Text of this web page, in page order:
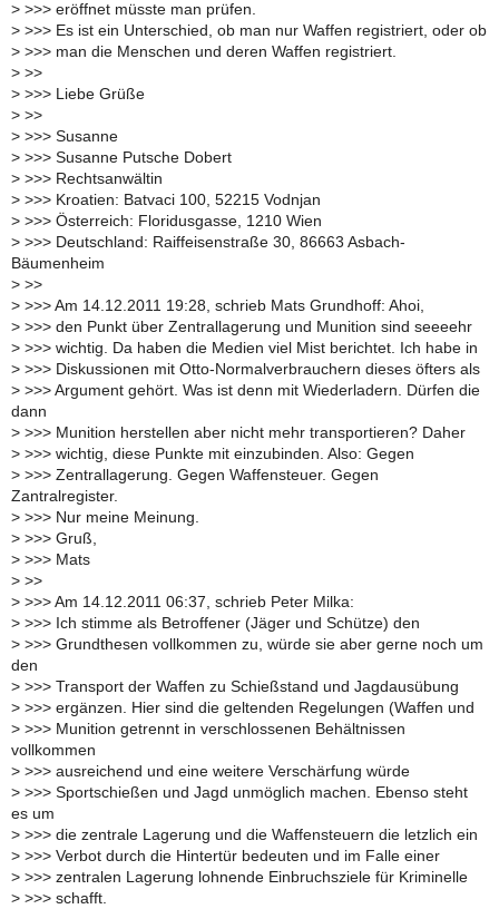
> >>> eröffnet müsste man prüfen.
> >>> Es ist ein Unterschied, ob man nur Waffen registriert, oder ob
> >>> man die Menschen und deren Waffen registriert.
> >>
> >>> Liebe Grüße
> >>
> >>> Susanne
> >>> Susanne Putsche Dobert
> >>> Rechtsanwältin
> >>> Kroatien: Batvaci 100, 52215 Vodnjan
> >>> Österreich: Floridusgasse, 1210 Wien
> >>> Deutschland: Raiffeisenstraße 30, 86663 Asbach-
Bäumenheim
> >>
> >>> Am 14.12.2011 19:28, schrieb Mats Grundhoff: Ahoi,
> >>> den Punkt über Zentrallagerung und Munition sind seeeehr
> >>> wichtig. Da haben die Medien viel Mist berichtet. Ich habe in
> >>> Diskussionen mit Otto-Normalverbrauchern dieses öfters als
> >>> Argument gehört. Was ist denn mit Wiederladern. Dürfen die
dann
> >>> Munition herstellen aber nicht mehr transportieren? Daher
> >>> wichtig, diese Punkte mit einzubinden. Also: Gegen
> >>> Zentrallagerung. Gegen Waffensteuer. Gegen
Zantralregister.
> >>> Nur meine Meinung.
> >>> Gruß,
> >>> Mats
> >>
> >>> Am 14.12.2011 06:37, schrieb Peter Milka:
> >>> Ich stimme als Betroffener (Jäger und Schütze) den
> >>> Grundthesen vollkommen zu, würde sie aber gerne noch um
den
> >>> Transport der Waffen zu Schießstand und Jagdausübung
> >>> ergänzen. Hier sind die geltenden Regelungen (Waffen und
> >>> Munition getrennt in verschlossenen Behältnissen
vollkommen
> >>> ausreichend und eine weitere Verschärfung würde
> >>> Sportschießen und Jagd unmöglich machen. Ebenso steht
es um
> >>> die zentrale Lagerung und die Waffensteuern die letzlich ein
> >>> Verbot durch die Hintertür bedeuten und im Falle einer
> >>> zentralen Lagerung lohnende Einbruchsziele für Kriminelle
> >>> schafft.